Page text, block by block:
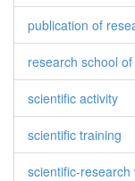
publication of
research school
scientific activity
scientific training
scientific-